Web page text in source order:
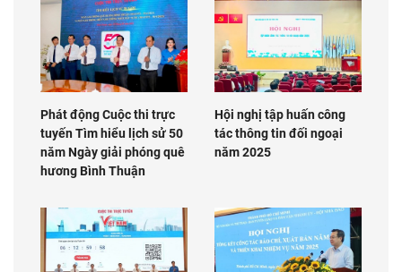
Phát động Cuộc thi trực
tuyến Tìm hiểu lịch sử 50
năm Ngày giải phóng quê
hương Bình Thuận
Hội nghị tập huấn công
tác thông tin đối ngoại
năm 2025